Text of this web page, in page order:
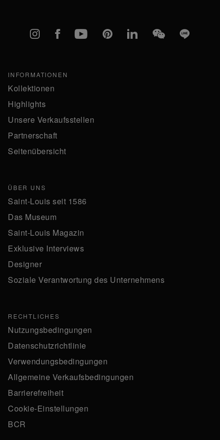
Instagram
FacebookYouTubePinterestlinkedInWeChatLine
INFORMATIONEN
Kollektionen
Highlights
Unsere Verkaufsstellen
Partnerschaft
Seitenübersicht
ÜBER UNS
Saint-Louis seit 1586
Das Museum
Saint-Louis Magazin
Exklusive Interviews
Designer
Soziale Verantwortung des Unternehmens
RECHTLICHES
Nutzungsbedingungen
Datenschutzrichtlinie
Verwendungsbedingungen
Allgemeine Verkaufsbedingungen
Barrierefreiheit
Cookie-Einstellungen
BCR